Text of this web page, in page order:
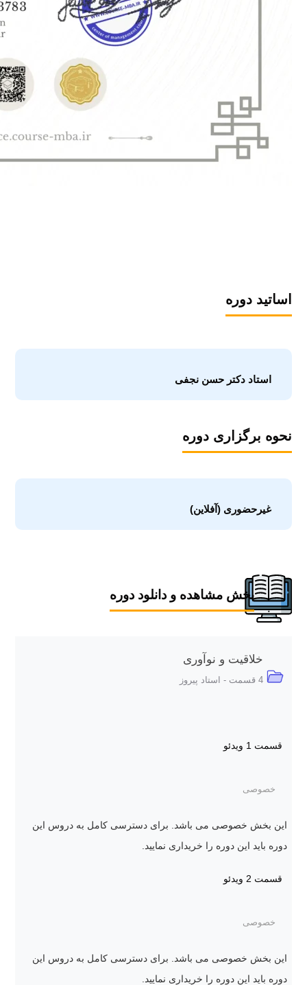
اساتید دوره
استاد دکتر حسن نجفی
نحوه برگزاری دوره
غیرحضوری (آفلاین)
بخش مشاهده و دانلود دوره
خلاقیت و نوآوری
4 قسمت - استاد پیروز
قسمت 1 ویدئو
خصوصی
این بخش خصوصی می باشد. برای دسترسی کامل به دروس این
دوره باید این دوره را خریداری نمایید.
قسمت 2 ویدئو
خصوصی
این بخش خصوصی می باشد. برای دسترسی کامل به دروس این
دوره باید این دوره را خریداری نمایید.